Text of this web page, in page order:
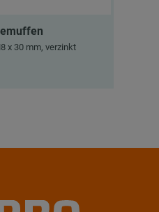
x 30 mm, verzinkt